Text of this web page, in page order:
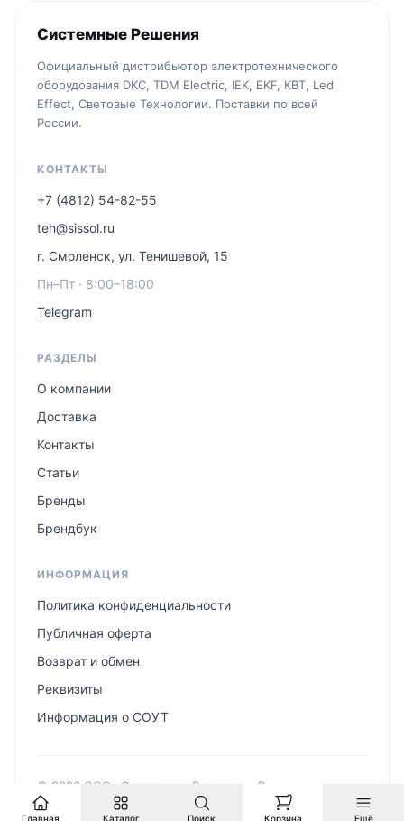
Главная Каталог Поиск Корзина Ещё
Системные Решения
Официальный дистрибьютор электротехнического
оборудования DKC, TDM Electric, IEK, EKF, КВТ, Led
Effect, Световые Технологии. Поставки по всей
России.
КОНТАКТЫ
+7 (4812) 54-82-55
teh@sissol.ru
г. Смоленск, ул. Тенишевой, 15
Пн–Пт · 8:00–18:00
Telegram
РАЗДЕЛЫ
О компании
Доставка
Контакты
Статьи
Бренды
Брендбук
ИНФОРМАЦИЯ
Политика конфиденциальности
Публичная оферта
Возврат и обмен
Реквизиты
Информация о СОУТ
© 2026 ООО «Системные Решения». Все права
защищены.